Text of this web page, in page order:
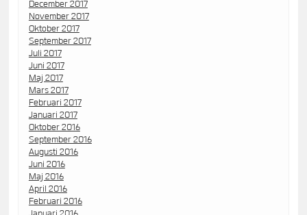
December 2017
November 2017
Oktober 2017
September 2017
Juli 2017
Juni 2017
Maj 2017
Mars 2017
Februari 2017
Januari 2017
Oktober 2016
September 2016
Augusti 2016
Juni 2016
Maj 2016
April 2016
Februari 2016